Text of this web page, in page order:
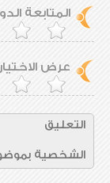
المتابعة
عرض